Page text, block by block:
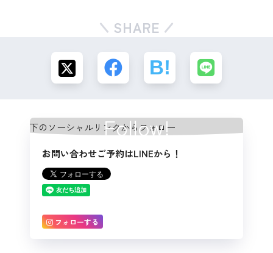
SHARE
Follow!
お問い合わせご予約はLINEから！
フォローする